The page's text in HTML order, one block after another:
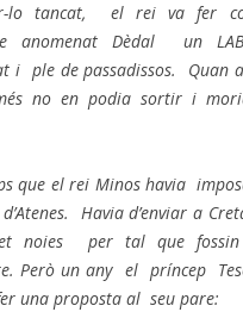
lo tancat, el rei va fer
anomenat Dèdal un
i ple de passadissos. Quan
no en podia sortir i
que el rei Minos havia
Havia d’enviar a
noies per tal que fossin
Però un any el príncep
una proposta al seu pare: